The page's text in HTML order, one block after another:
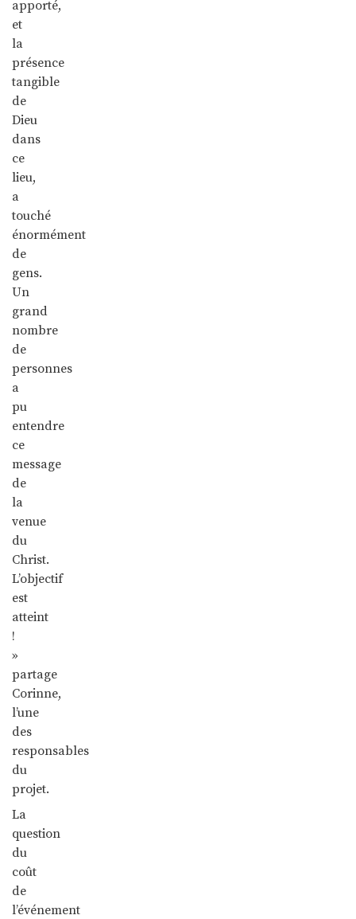
apporté,
et
la
présence
tangible
de
Dieu
dans
ce
lieu,
a
touché
énormément
de
gens.
Un
grand
nombre
de
personnes
a
pu
entendre
ce
message
de
la
venue
du
Christ.
L’objectif
est
atteint
!
»
partage
Corinne,
l’une
des
responsables
du
projet.
La
question
du
coût
de
l’événement